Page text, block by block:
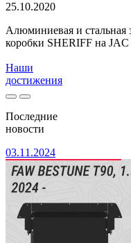
25.10.2020
Алюминиевая и стальная
коробки SHERIFF на JAC
Наши
достижения
Последние
новости
03.11.2024